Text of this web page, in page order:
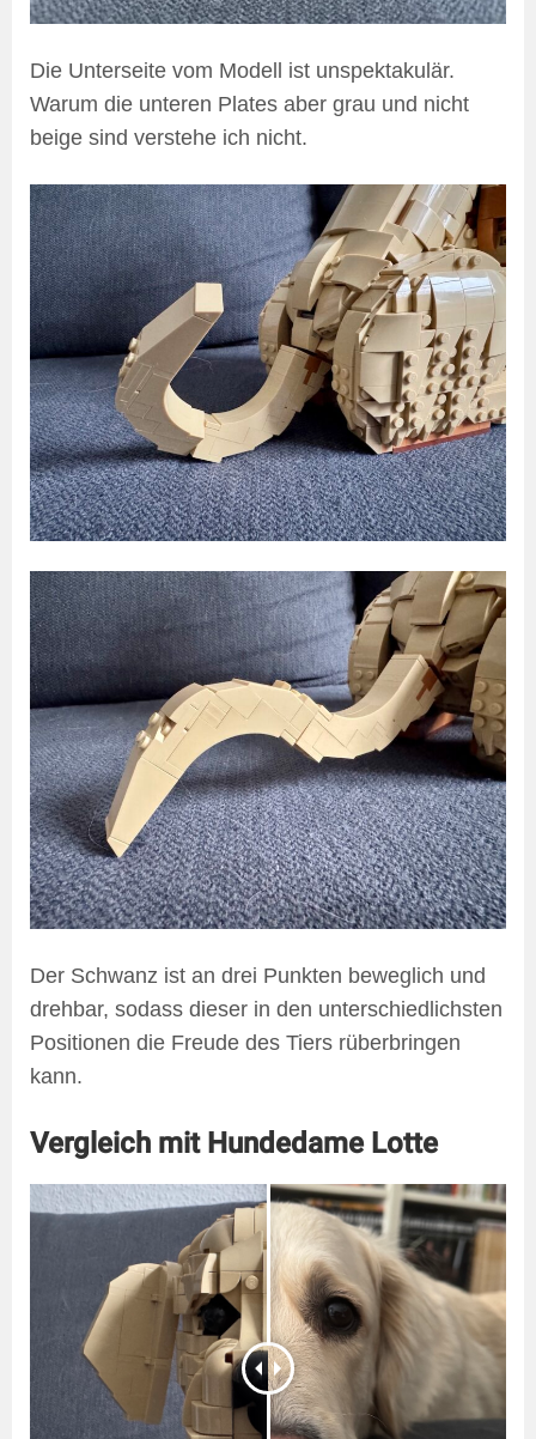
Die Unterseite vom Modell ist unspektakulär.
Warum die unteren Plates aber grau und nicht
beige sind verstehe ich nicht.
Der Schwanz ist an drei Punkten beweglich und
drehbar, sodass dieser in den unterschiedlichsten
Positionen die Freude des Tiers rüberbringen
kann.
Vergleich mit Hundedame Lotte